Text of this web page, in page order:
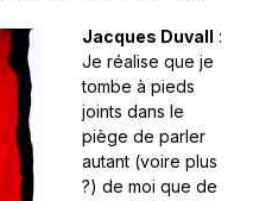
Jacques Duvall :
Je réalise que je
tombe à pieds
joints dans le
piège de parler
autant (voire plus
?) de moi que de